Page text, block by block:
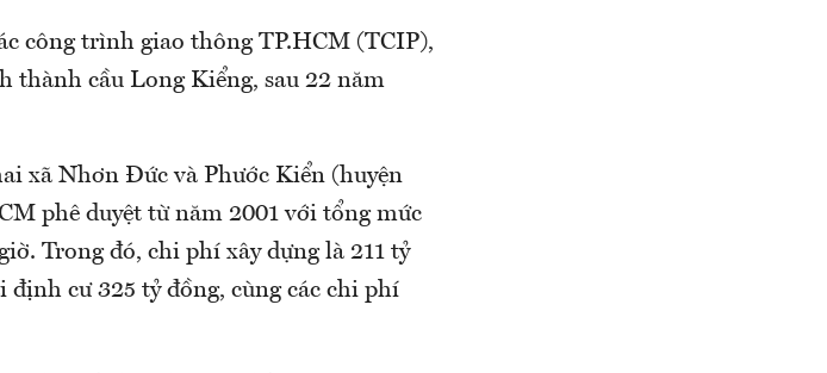
công trình giao thông TP.HCM (TCIP),
thành cầu Long Kiểng, sau 22 năm
xã Nhơn Đức và Phước Kiển (huyện
phê duyệt từ năm 2001 với tổng mức
Trong đó, chi phí xây dựng là 211 tỷ
cư 325 tỷ đồng, cùng các chi phí